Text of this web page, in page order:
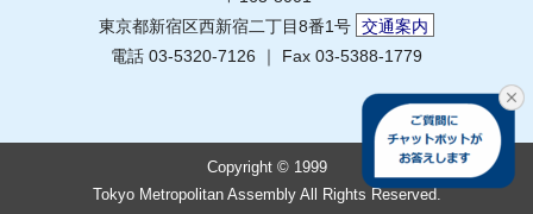
東京都新宿区西新宿二丁目8番1号 交通案内
電話 03-5320-7126 ｜ Fax 03-5388-1779
Copyright © 1999
Tokyo Metropolitan Assembly All Rights Reserved.